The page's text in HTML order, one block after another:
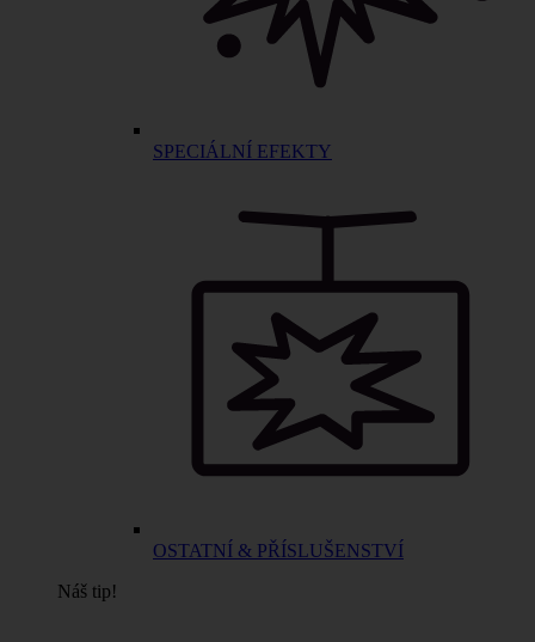
SPECIÁLNÍ EFEKTY
OSTATNÍ & PŘÍSLUŠENSTVÍ
Náš tip!